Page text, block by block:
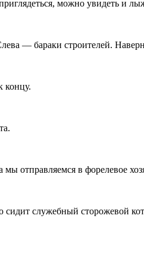
можно увидеть и
— бараки строителей.
концу.
отправляемся в форелевое
сидит служебный сторожевой